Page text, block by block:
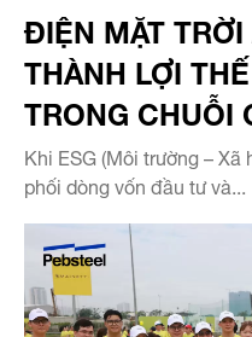
ĐIỆN MẶT
THÀNH LỢI
TRONG CHUỖI
Khi ESG (Môi trường –
phối dòng vốn đầu tư và...